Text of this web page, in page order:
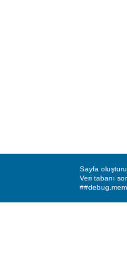
Sayfa
Veri tabanı